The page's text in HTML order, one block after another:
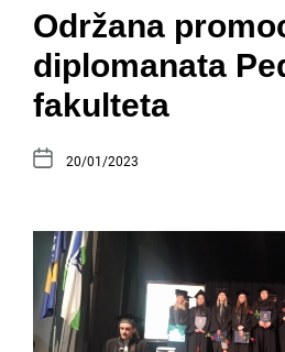
Održana
diplomanata
fakulteta
20/01/2023